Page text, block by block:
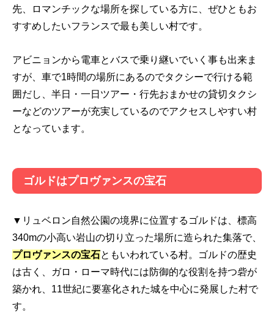
先、ロマンチックな場所を探している方に、ぜひともお
すすめしたいフランスで最も美しい村です。
アビニョンから電車とバスで乗り継いでいく事も出来ま
すが、車で1時間の場所にあるのでタクシーで行ける範
囲だし、半日・一日ツアー・行先おまかせの貸切タクシ
ーなどのツアーが充実しているのでアクセスしやすい村
となっています。
ゴルドはプロヴァンスの宝石
▼リュベロン自然公園の境界に位置するゴルドは、標高
340mの小高い岩山の切り立った場所に造られた集落で、
プロヴァンスの宝石ともいわれている村。ゴルドの歴史
は古く、ガロ・ローマ時代には防御的な役割を持つ砦が
築かれ、11世紀に要塞化された城を中心に発展した村で
す。